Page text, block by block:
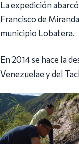
‎La expedición
Francisco de
municipio Lobatera.
En 2014 se hace la
Venezuelae y del